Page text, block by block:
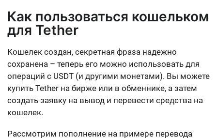
Как пользоваться кошельком
для Tether
Кошелек создан, секретная фраза надежно
сохранена – теперь его можно использовать для
операций с USDT (и другими монетами). Вы можете
купить Tether на бирже или в обменнике, а затем
создать заявку на вывод и перевести средства на
кошелек.
Рассмотрим пополнение на примере перевода